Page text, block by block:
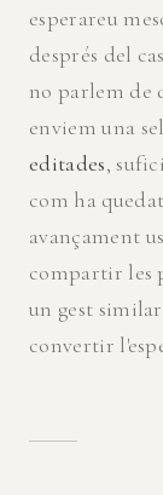
esperareu
després del
no parlem de
enviem una
editades,
com ha
avançament
compartir les
un gest
convertir